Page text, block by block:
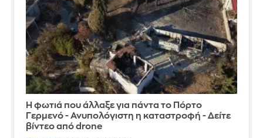
Η φωτιά που άλλαξε για πάντα το Πόρτο
Γερμενό - Ανυπολόγιστη η καταστροφή - Δείτε
βίντεο από drone